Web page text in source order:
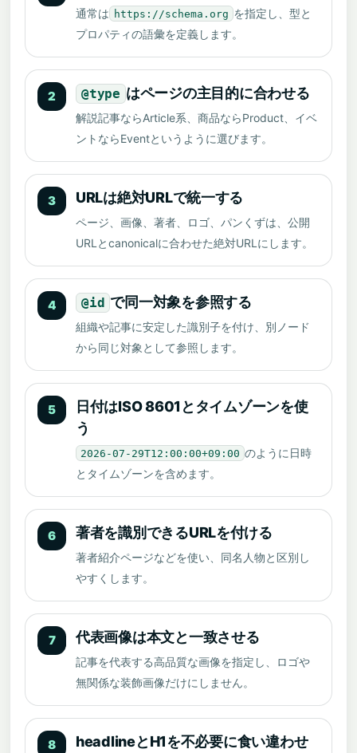
通常は https://schema.org を指定し、型と
プロパティの語彙を定義します。
2 @type はページの主目的に合わせる
解説記事ならArticle系、商品ならProduct、イベ
ントならEventというように選びます。
3 URLは絶対URLで統一する
ページ、画像、著者、ロゴ、パンくずは、公開
URLとcanonicalに合わせた絶対URLにします。
4 @id で同一対象を参照する
組織や記事に安定した識別子を付け、別ノード
から同じ対象として参照します。
5
日付はISO 8601とタイムゾーンを使
う
2026-07-29T12:00:00+09:00 のように日時
とタイムゾーンを含めます。
6 著者を識別できるURLを付ける
著者紹介ページなどを使い、同名人物と区別し
やすくします。
7 代表画像は本文と一致させる
記事を代表する高品質な画像を指定し、ロゴや
無関係な装飾画像だけにしません。
8
headlineとH1を不必要に食い違わせ